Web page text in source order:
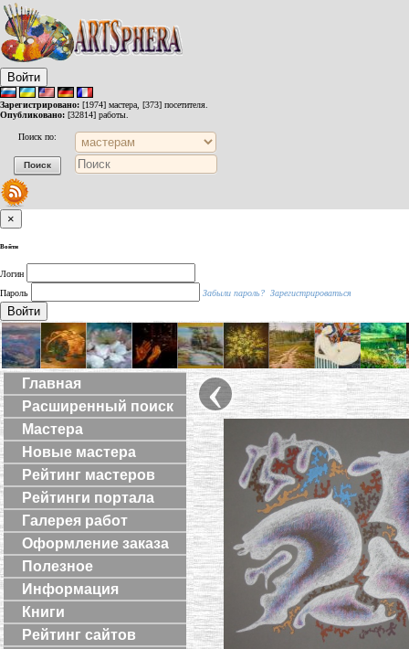
Войти
Зарегистрировано: [1974] мастера, [373] посетителя.
Опубликовано: [32814] работы.
Поиск по:
×
Войти
Логин
Пароль
Забыли пароль? Зарегистрироваться
Войти
Главная
Расширенный поиск
Мастера
Новые мастера
Рейтинг мастеров
Рейтинги портала
Галерея работ
Оформление заказа
Полезное
Информация
Книги
Рейтинг сайтов
‹